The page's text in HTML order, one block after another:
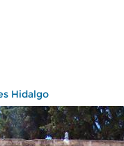
Hidalgo